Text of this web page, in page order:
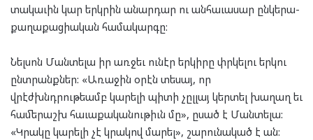
տակաւին կար երկրին անարդար ու անհաւասար ընկերա-
քաղաքացիական համակարգը:
Նելսոն Մանտելա իր առջեւ ունէր երկիրը փրկելու երկու
ընտրանքներ: «Առաջին օրէն տեսայ, որ
վրէժխնդրութեամբ կարելի պիտի չըլլայ կերտել խաղաղ եւ
համերաշխ հաւաքականութիւն մը», ըսած է Մանտելա:
«Կրակը կարելի չէ կրակով մարել», շարունակած է ան: